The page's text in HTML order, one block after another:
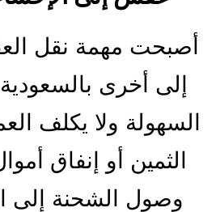
أصبحت مهمة نقل
إلى أخرى
السهولة ولا يكلف
الثمين أو إنفاق
وصول الشحنة إلى